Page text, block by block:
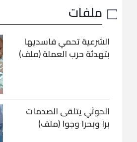
ملفات
الشرعية تحمي فاسديها
بتهدئة حرب العملة (ملف)
الحوثي يتلقى الصدمات
برا وبحرا وجوا (ملف)